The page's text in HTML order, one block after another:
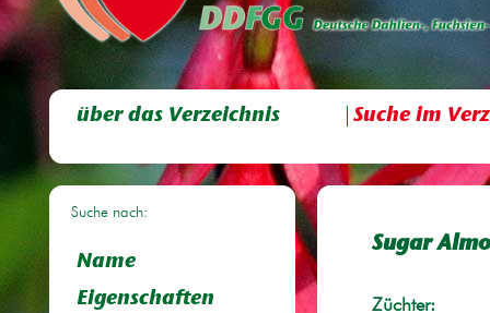
über das Verzeichnis Suche im
Suche nach:
Name
Eigenschaften
Sugar
Züchter: